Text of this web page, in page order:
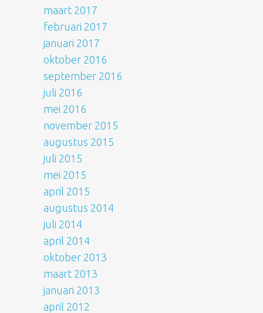
maart 2017
februari 2017
januari 2017
oktober 2016
september 2016
juli 2016
mei 2016
november 2015
augustus 2015
juli 2015
mei 2015
april 2015
augustus 2014
juli 2014
april 2014
oktober 2013
maart 2013
januari 2013
april 2012